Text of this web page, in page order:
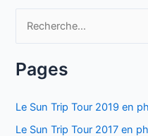
hPages
Le Sun Trip Tour 2019 en
Le Sun Trip Tour 2017 en